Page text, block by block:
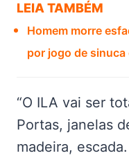
LEIA TAMBÉM
Homem morre
por jogo de sinuca
“O ILA vai ser
Portas, janelas
madeira,